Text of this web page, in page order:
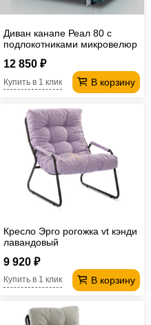
Диван канапе Реал 80 с
подлокотниками микровелюр
12 850 ₽
В корзину
Купить в 1 клик
Кресло Эрго рогожка vt кэнди
лавандовый
9 920 ₽
В корзину
Купить в 1 клик